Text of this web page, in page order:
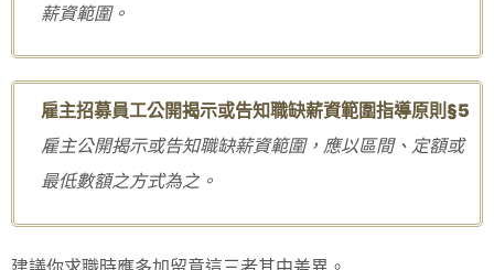
薪資範圍。
雇主招募員工公開揭示或告知職缺薪資範圍指導原則§5
雇主公開揭示或告知職缺薪資範圍，應以區間、定額或
最低數額之方式為之。